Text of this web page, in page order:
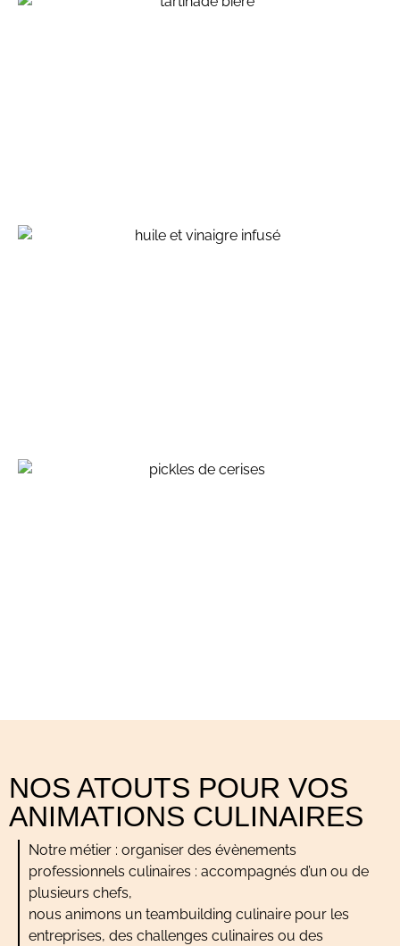
NOS ATOUTS POUR VOS
ANIMATIONS CULINAIRES
Notre métier : organiser des évènements
professionnels culinaires : accompagnés d’un ou de
plusieurs chefs,
nous animons un teambuilding culinaire pour les
entreprises, des challenges culinaires ou des